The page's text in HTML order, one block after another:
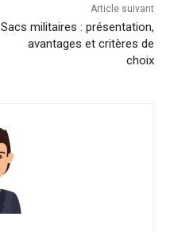
Article suivant
Sacs militaires : présentation,
avantages et critères de
choix